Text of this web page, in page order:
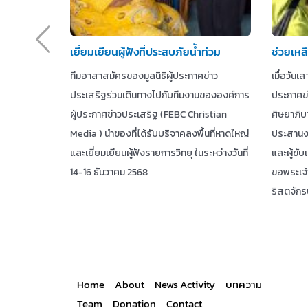
เยี่ยมเยียนผู้ฟังที่ประสบภัยน้ำท่วม
ทีมอาสาสมัครของมูลนิธิผู้ประกาศข่าว
ประเสริฐร่วมเดินทางไปกับทีมงานขององค์การ
ผู้ประกาศข่าวประเสริฐ (FEBC Christian
Media ) นำของที่ได้รับบริจาคลงพื้นที่หาดใหญ่
และเยี่ยมเยียนผู้ฟังรายการวิทยุ ในระหว่างวันที่
14-16 ธันวาคม 2568
ช่วยเห
เมื่อวันเ
ประกาศ
ศิษยาภิ
ประสา
และผู้ขั
ขอพระ
ริสตจักร
Home About News Activity
บทความ
Team
Donation Contact